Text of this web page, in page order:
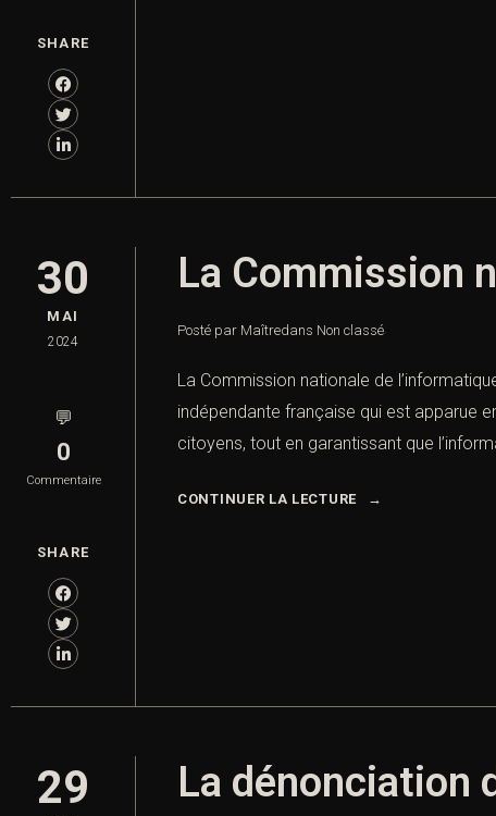
SHARE
30
MAI
2024
💬
0
Commentaire
SHARE
La Commission
Posté par Maîtredans Non classé
La Commission nationale de
indépendante française qui est apparue
citoyens, tout en garantissant que
CONTINUER LA LECTURE
29 La dénonciation